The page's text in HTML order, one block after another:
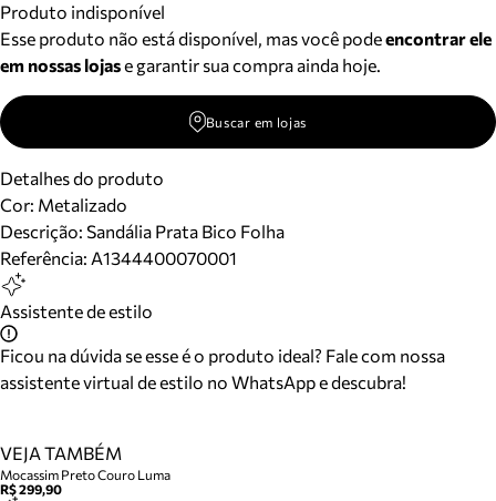
Produto indisponível
Esse produto não está disponível, mas você podeencontrar ele
em nossas lojase garantir sua compra ainda hoje.
Buscar em lojas
Detalhes do produto
Cor: Metalizado
Descrição: Sandália Prata Bico Folha
Referência: A1344400070001
Assistente de estilo
Ficou na dúvida se esse é o produto ideal? Fale com nossa
assistente virtual de estilo no WhatsApp e descubra!
VEJA TAMBÉM
Mocassim Preto Couro Luma
R$ 299,90